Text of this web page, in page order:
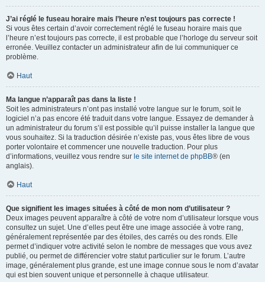
J’ai réglé le fuseau horaire mais l’heure n’est toujours pas correcte !
Si vous êtes certain d’avoir correctement réglé le fuseau horaire mais que
l’heure n’est toujours pas correcte, il est probable que l’horloge du serveur soit
erronée. Veuillez contacter un administrateur afin de lui communiquer ce
problème.
Haut
Ma langue n’apparaît pas dans la liste !
Soit les administrateurs n’ont pas installé votre langue sur le forum, soit le
logiciel n’a pas encore été traduit dans votre langue. Essayez de demander à
un administrateur du forum s’il est possible qu’il puisse installer la langue que
vous souhaitez. Si la traduction désirée n’existe pas, vous êtes libre de vous
porter volontaire et commencer une nouvelle traduction. Pour plus
d’informations, veuillez vous rendre sur le site internet de phpBB® (en
anglais).
Haut
Que signifient les images situées à côté de mon nom d’utilisateur ?
Deux images peuvent apparaître à côté de votre nom d’utilisateur lorsque vous
consultez un sujet. Une d’elles peut être une image associée à votre rang,
généralement représentée par des étoiles, des carrés ou des ronds. Elle
permet d’indiquer votre activité selon le nombre de messages que vous avez
publié, ou permet de différencier votre statut particulier sur le forum. L’autre
image, généralement plus grande, est une image connue sous le nom d’avatar
qui est bien souvent unique et personnelle à chaque utilisateur.